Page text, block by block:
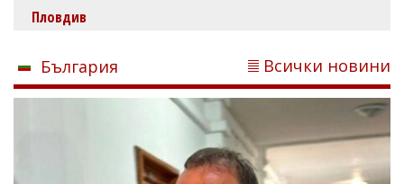
Пловдив
България Всички новини